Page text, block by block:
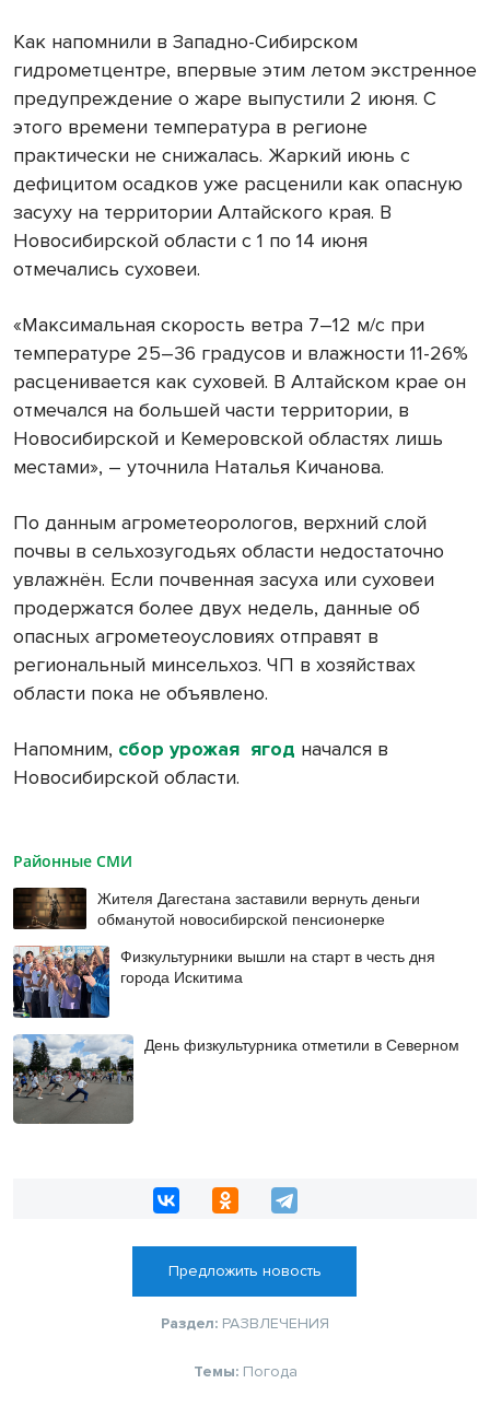
Как напомнили в Западно-Сибирском
гидрометцентре, впервые этим летом экстренное
предупреждение о жаре выпустили 2 июня. С
этого времени температура в регионе
практически не снижалась. Жаркий июнь с
дефицитом осадков уже расценили как опасную
засуху на территории Алтайского края. В
Новосибирской области с 1 по 14 июня
отмечались суховеи.
«Максимальная скорость ветра 7–12 м/с при
температуре 25–36 градусов и влажности 11-26%
расценивается как суховей. В Алтайском крае он
отмечался на большей части территории, в
Новосибирской и Кемеровской областях лишь
местами», – уточнила Наталья Кичанова.
По данным агрометеорологов, верхний слой
почвы в сельхозугодьях области недостаточно
увлажнён. Если почвенная засуха или суховеи
продержатся более двух недель, данные об
опасных агрометеоусловиях отправят в
региональный минсельхоз. ЧП в хозяйствах
области пока не объявлено.
Напомним, сбор урожая ягод начался в
Новосибирской области.
Районные СМИ
Жителя Дагестана заставили вернуть деньги
обманутой новосибирской пенсионерке
Физкультурники вышли на старт в честь дня
города Искитима
День физкультурника отметили в Северном
Предложить новость
Раздел: РАЗВЛЕЧЕНИЯ
Темы: Погода